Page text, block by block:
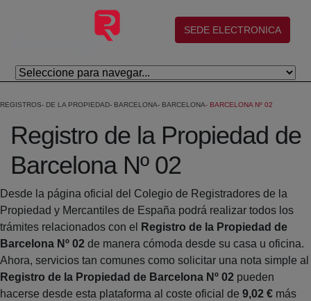
Eduki nagusira joan
(abre en nueva ventana)
SEDE ELECTRONICA
REGISTROS DE LA PROPIEDAD BARCELONA BARCELONA BARCELONA Nº 02
Registro de la Propiedad de
Barcelona Nº 02
Desde la página oficial del Colegio de Registradores de la
Propiedad y Mercantiles de España podrá realizar todos los
trámites relacionados con el
Registro de la Propiedad de
Barcelona Nº 02 de manera cómoda desde su casa u oficina.
Ahora, servicios tan comunes como solicitar una nota simple al
Registro de la Propiedad de Barcelona Nº 02 pueden
hacerse desde esta plataforma al coste oficial de 9,02 € más